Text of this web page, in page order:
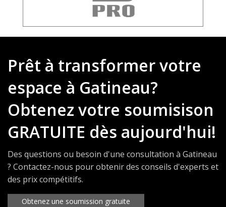
Prêt à transformer votre
espace à Gatineau?
Obtenez votre soumisison
GRATUITE dès aujourd'hui!
Des questions ou besoin d'une consultation à Gatineau
? Contactez-nous pour obtenir des conseils d'experts et
des prix compétitifs.
Obtenez une soumission gratuite